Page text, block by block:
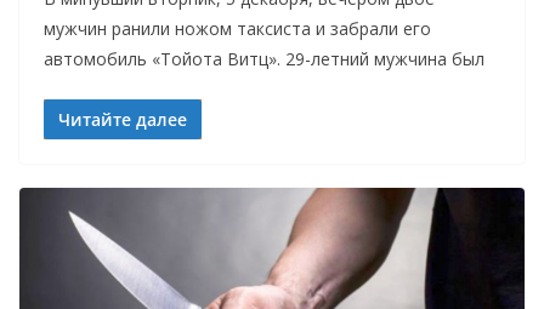
мужчин ранили ножом таксиста и забрали его
автомобиль «Тойота Витц». 29-летний мужчина был
Читайте далее